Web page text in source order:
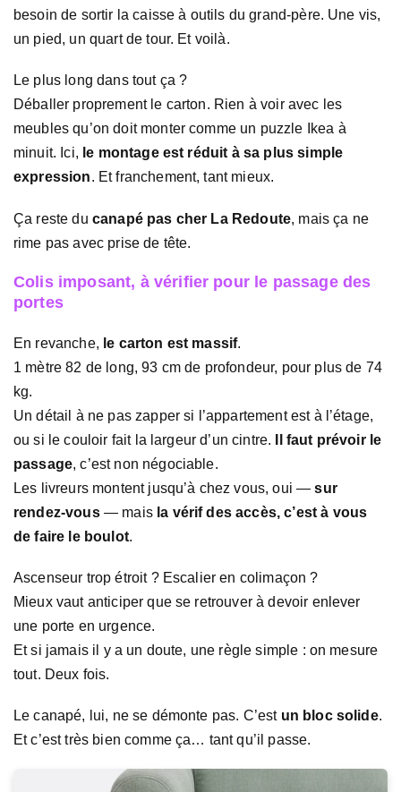
besoin de sortir la caisse à outils du grand-père. Une vis,
un pied, un quart de tour. Et voilà.
Le plus long dans tout ça ?
Déballer proprement le carton. Rien à voir avec les
meubles qu’on doit monter comme un puzzle Ikea à
minuit. Ici, le montage est réduit à sa plus simple
expression. Et franchement, tant mieux.
Ça reste du canapé pas cher La Redoute, mais ça ne
rime pas avec prise de tête.
Colis imposant, à vérifier pour le passage des
portes
En revanche, le carton est massif.
1 mètre 82 de long, 93 cm de profondeur, pour plus de 74
kg.
Un détail à ne pas zapper si l’appartement est à l’étage,
ou si le couloir fait la largeur d’un cintre.
Il faut prévoir le
passage, c’est non négociable.
Les livreurs montent jusqu’à chez vous, oui —sur
rendez-vous— mais la vérif des accès, c’est à vous
de faire le boulot.
Ascenseur trop étroit ? Escalier en colimaçon ?
Mieux vaut anticiper que se retrouver à devoir enlever
une porte en urgence.
Et si jamais il y a un doute, une règle simple : on mesure
tout. Deux fois.
Le canapé, lui, ne se démonte pas. C’est un bloc solide.
Et c’est très bien comme ça… tant qu’il passe.